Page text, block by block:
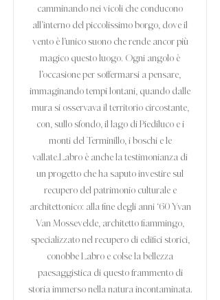
camminando nei vicoli che conducono
all’interno del piccolissimo borgo, dove il
vento è l’unico suono che rende ancor più
magico questo luogo. Ogni angolo è
l’occasione per soffermarsi a pensare,
immaginando tempi lontani, quando dalle
mura si osservava il territorio circostante,
con, sullo sfondo, il lago di Piediluco e i
monti del Terminillo, i boschi e le
vallate.Labro è anche la testimonianza di
un progetto che ha saputo investire sul
recupero del patrimonio culturale e
architettonico: alla fine degli anni ‘60 Yvan
Van Mossevelde, architetto fiammingo,
specializzato nel recupero di edifici storici,
conobbe Labro e colse la bellezza
paesaggistica di questo frammento di
storia immerso nella natura incontaminata.